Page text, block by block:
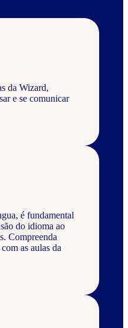
da Wizard,
e se comunicar
é fundamental
do idioma ao
Compreenda
as aulas da